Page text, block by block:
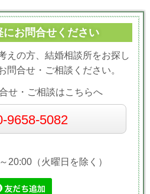
にお問合せください
えの方、結婚相談所をお探し
問合せ・ご相談ください。
せ・ご相談はこちらへ
9658-5082
20:00（火曜日を除く）